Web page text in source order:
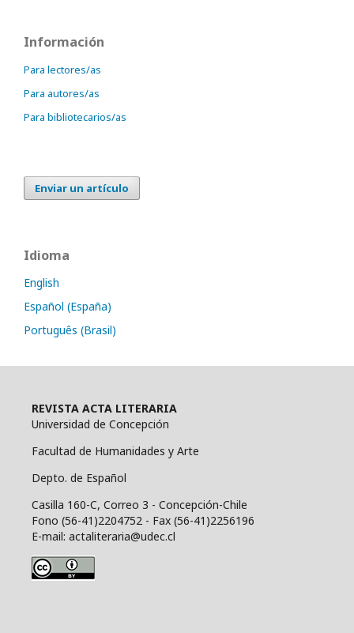
Información
Para lectores/as
Para autores/as
Para bibliotecarios/as
Enviar un artículo
Idioma
English
Español (España)
Português (Brasil)
REVISTA ACTA LITERARIA
Universidad de Concepción
Facultad de Humanidades y Arte
Depto. de Español
Casilla 160-C, Correo 3 - Concepción-Chile
Fono (56-41)2204752 - Fax (56-41)2256196
E-mail: actaliteraria@udec.cl